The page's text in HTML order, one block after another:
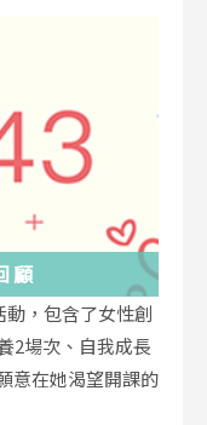
顧
動，包含了女性創
2場次、自我成長
意在她渴望開課的